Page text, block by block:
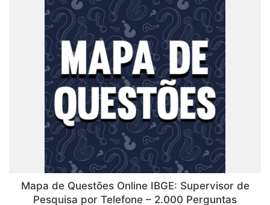
Mapa de Questões Online IBGE: Supervisor de
Pesquisa por Telefone – 2.000 Perguntas